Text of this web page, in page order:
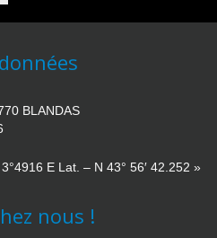
BLANDAS
E Lat. – N 43° 56′ 42.252 »
nous !